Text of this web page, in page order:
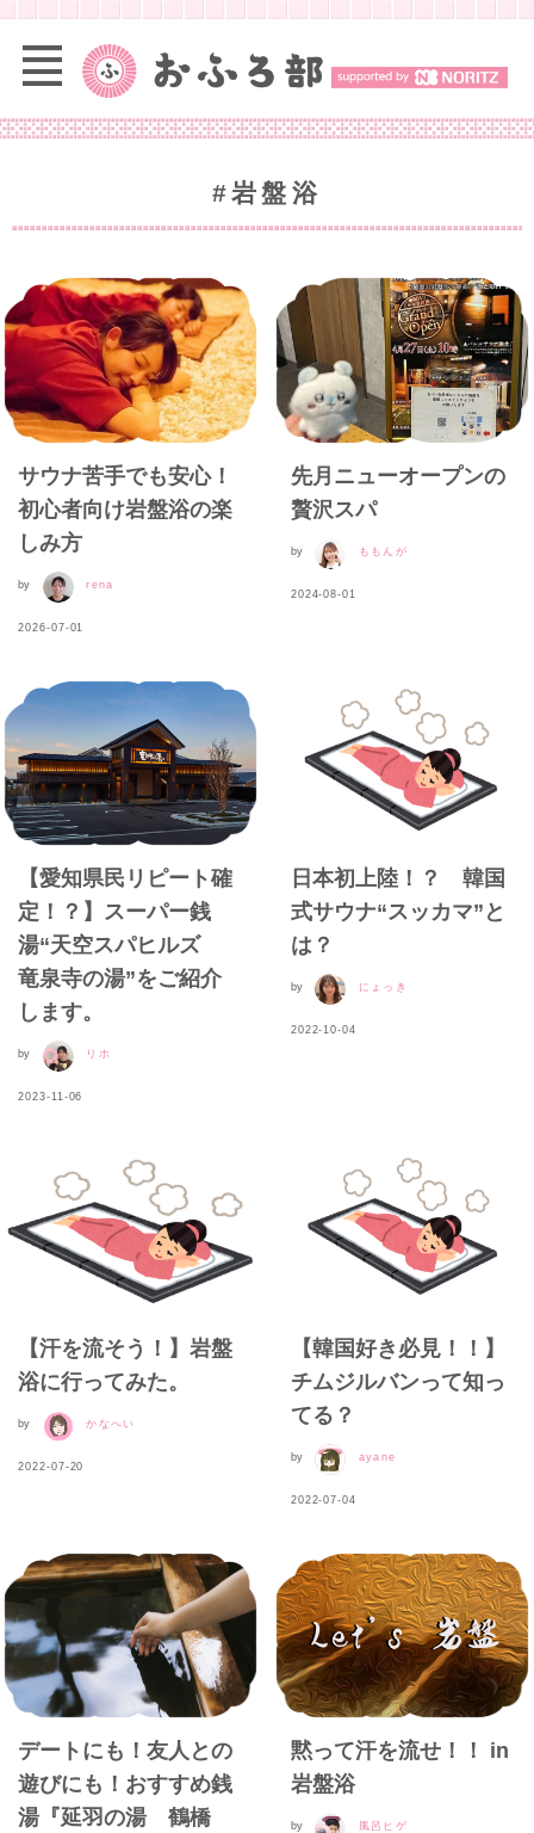
#岩盤浴
サウナ苦手でも安心！
初心者向け岩盤浴の楽
しみ方
by rena
2026-07-01
先月ニューオープンの
贅沢スパ
by ももんが
2024-08-01
【愛知県民リピート確
定！？】スーパー銭
湯“天空スパヒルズ
竜泉寺の湯”をご紹介
します。
by リホ
2023-11-06
日本初上陸！？ 韓国
式サウナ“スッカマ”と
は？
by にょっき
2022-10-04
【汗を流そう！】岩盤
浴に行ってみた。
by かなへい
2022-07-20
【韓国好き必見！！】
チムジルバンって知っ
てる？
by ayane
2022-07-04
デートにも！友人との
遊びにも！おすすめ銭
湯『延羽の湯 鶴橋
黙って汗を流せ！！ in
岩盤浴
by 風呂ヒゲ